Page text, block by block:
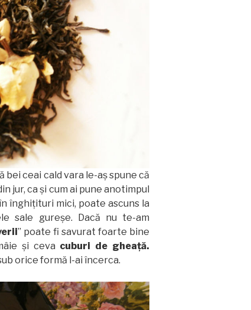
bei ceai cald vara le-aş spune că
jur, ca şi cum ai pune anotimpul
înghiţituri mici, poate ascuns la
sale gureşe. Dacă nu te-am
” poate fi savurat foarte bine
şi ceva cuburi de gheaţă.
orice formă l-ai încerca.